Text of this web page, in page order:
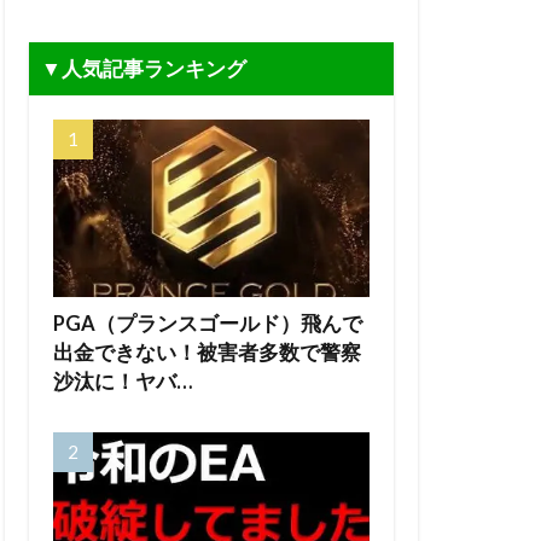
▼人気記事ランキング
PGA（プランスゴールド）飛んで
出金できない！被害者多数で警察
沙汰に！ヤバ…